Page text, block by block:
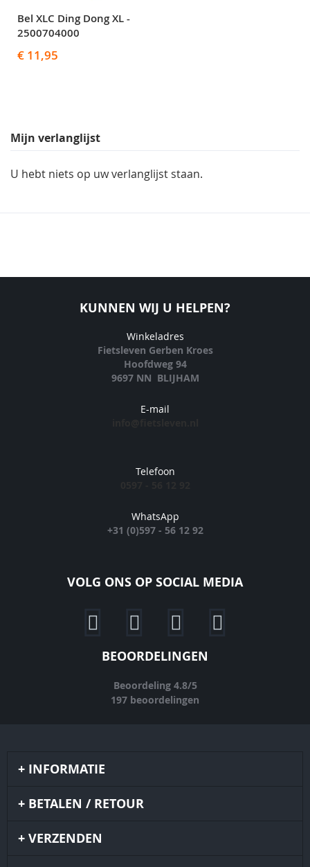
Bel XLC Ding Dong XL -
2500704000
€ 11,95
Mijn verlanglijst
U hebt niets op uw verlanglijst staan.
KUNNEN WIJ U HELPEN?
Winkeladres
Fietsleven Gerben Kroes
Hoofdweg 94
9697 NN BLIJHAM
E-mail
Telefoon
WhatsApp
+31 (0)597 - 56 12 92
VOLG ONS OP SOCIAL MEDIA
BEOORDELINGEN
Beoordeling 4.8/5
197 beoordelingen
INFORMATIE
BETALEN / RETOUR
VERZENDEN